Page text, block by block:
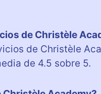
de Christèle
de Christèle
de 4.5 sobre 5.